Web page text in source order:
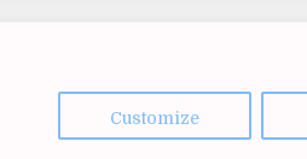
Customize